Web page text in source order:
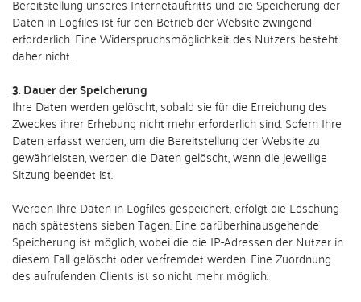
Daten in Logfiles ist für den Betrieb der Website zwingend
erforderlich. Eine Widerspruchsmöglichkeit des Nutzers besteht
daher nicht.
3. Dauer der Speicherung
Ihre Daten werden gelöscht, sobald sie für die Erreichung des
Zweckes ihrer Erhebung nicht mehr erforderlich sind. Sofern Ihre
Daten erfasst werden, um die Bereitstellung der Website zu
gewährleisten, werden die Daten gelöscht, wenn die jeweilige
Sitzung beendet ist.
Werden Ihre Daten in Logfiles gespeichert, erfolgt die Löschung
nach spätestens sieben Tagen. Eine darüberhinausgehende
Speicherung ist möglich, wobei die die IP-Adressen der Nutzer in
diesem Fall gelöscht oder verfremdet werden. Eine Zuordnung
des aufrufenden Clients ist so nicht mehr möglich.